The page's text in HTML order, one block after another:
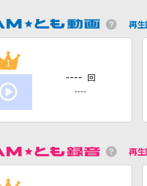
再生
1
---- 回
----
再生